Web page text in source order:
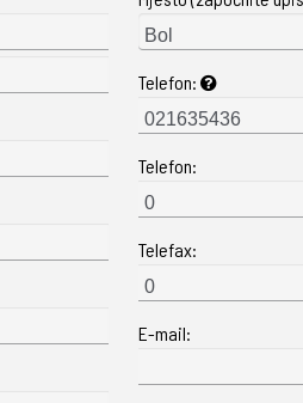
NERETVANSKA ŽUPANIJA
Telefon:
Telefon:
Telefax:
E-mail: